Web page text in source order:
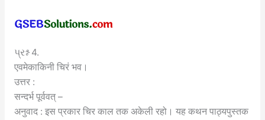
પ્રશ્ન 4.
एवमेकाकिनी चिरं भव।
उत्तर :
सन्दर्भ पूर्ववत् –
अनुवाद : इस प्रकार चिर काल तक अकेली रहो। यह कथन पाठ्यपुस्तक